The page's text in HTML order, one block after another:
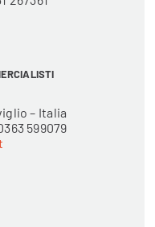
– Italia
599079